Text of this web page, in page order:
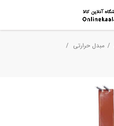
مبدل حرارتی